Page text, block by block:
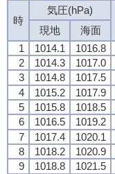
時
気圧(hPa)
現地
海面
1
1014.1 1016.8
2
1014.3 1017.0
3
1014.8 1017.5
4
1015.2 1017.9
5
1015.8 1018.5
6
1016.5 1019.2
7
1017.4 1020.1
8
1018.2 1020.9
9
1018.8 1021.5